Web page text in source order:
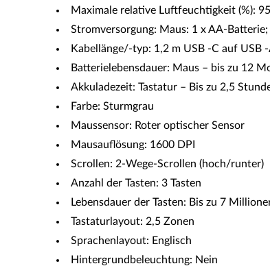
Maximale relative Luftfeuchtigkeit (%):
Stromversorgung: Maus: 1 x AA-
Kabellänge/-typ: 1,2 m USB -C auf USB -
Batterielebensdauer: Maus – bis zu 12
Akkuladezeit: Tastatur – Bis zu 2,5
Farbe: Sturmgrau
Maussensor: Roter optischer Sensor
Mausauflösung: 1600 DPI
Scrollen: 2-Wege-Scrollen (hoch/runter)
Anzahl der Tasten: 3 Tasten
Lebensdauer der Tasten: Bis zu 7
Tastaturlayout: 2,5 Zonen
Sprachenlayout: Englisch
Hintergrundbeleuchtung: Nein